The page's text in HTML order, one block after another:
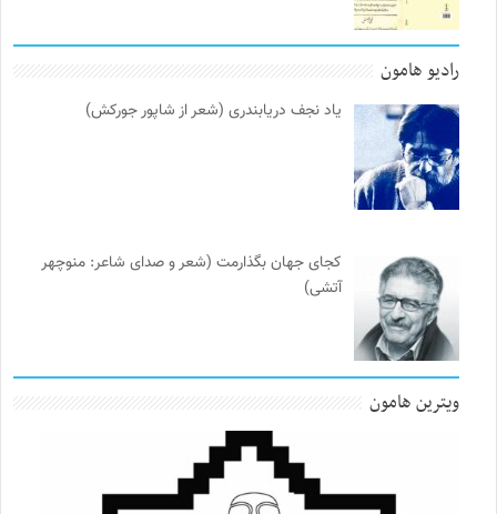
رادیو هامون
یاد نجف دریابندری (شعر از شاپور جورکش)
کجای جهان بگذارمت (شعر و صدای شاعر: منوچهر
آتشی)
ویترین هامون